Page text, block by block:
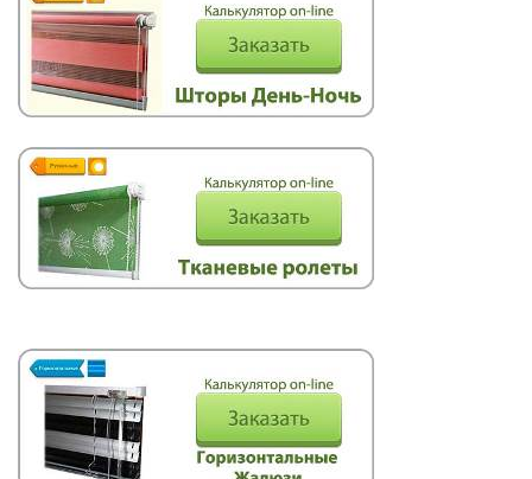
Горизонтальные
Вертикальные
Римские